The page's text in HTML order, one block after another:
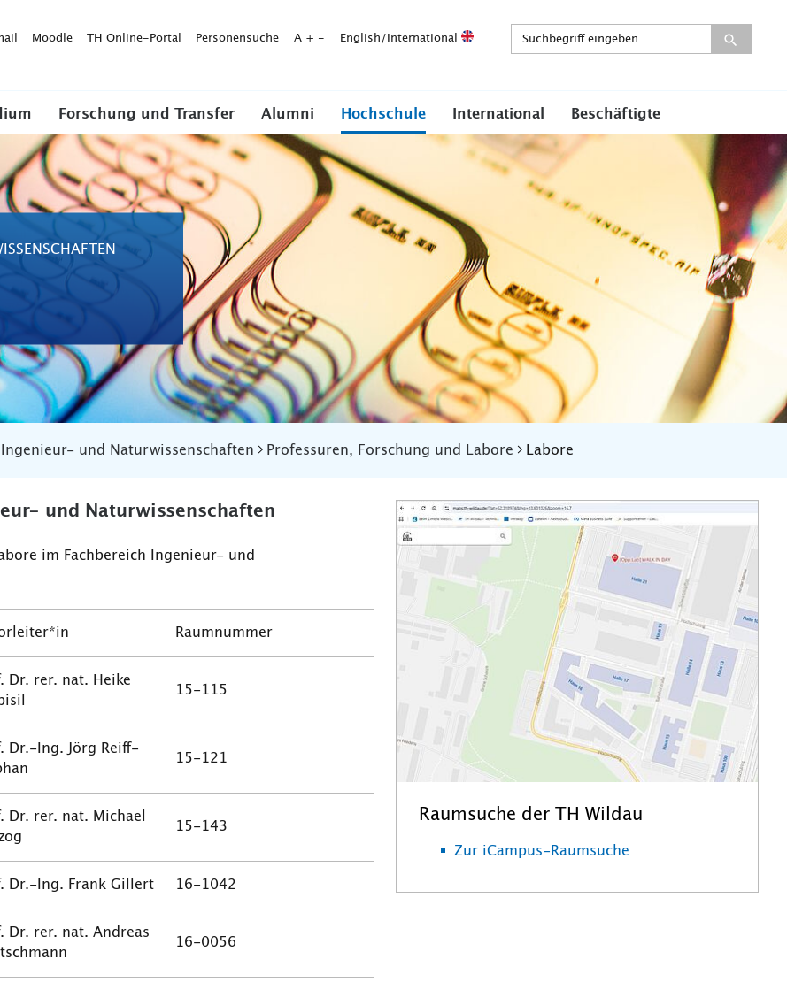
Moodle TH Online-Portal Personensuche A + - English/International
Forschung und Transfer Alumni Hochschule International Beschäftigte
Ingenieur- und Naturwissenschaften Professuren, Forschung und Labore Labore
und Naturwissenschaften
im Fachbereich Ingenieur- und
Raumnummer
Dr. rer. nat. Heike
15-115
Dr.-Ing. Jörg Reiff-
15-121
Dr. rer. nat. Michael
15-143
Dr.-Ing. Frank Gillert 16-1042
Dr. rer. nat. Andreas
16-0056
Raumsuche der TH Wildau
Zur iCampus-Raumsuche